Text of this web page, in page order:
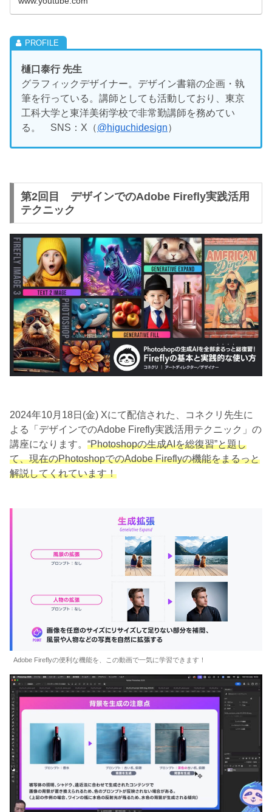
樋口泰行 先生
グラフィックデザイナー。デザイン書籍の企画・執
筆を行っている。講師としても活動しており、東京
工科大学と東洋美術学校で非常勤講師を務めてい
る。 SNS：X（@higuchidesign）
第2回目 デザインでのAdobe Firefly実践活用
テクニック
2024年10月18日(金) Xにて配信された、コネクリ先生に
よる「デザインでのAdobe Firefly実践活用テクニック」の
講座になります。 “Photoshopの生成AIを総復習”と題し
て、現在のPhotoshopでのAdobe Fireflyの機能をまるっと
解説してくれています！
Adobe Fireflyの便利な機能を、この動画で一気に学習できます！